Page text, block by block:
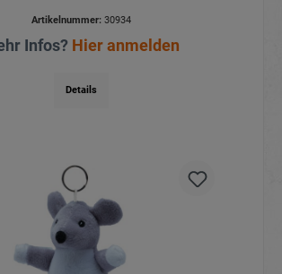
Artikelnummer:30934
Infos? Hier anmelden
Details